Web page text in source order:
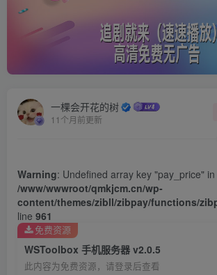
一棵会开花的树
11个月前更新
Warning: Undefined array key "pay_price" in
/www/wwwroot/qmkjcm.cn/wp-
content/themes/zibll/zibpay/functions/
line 961
WSToolbox 手机服务器 v2.0.5
此内容为免费资源，请登录后查看
免费资源